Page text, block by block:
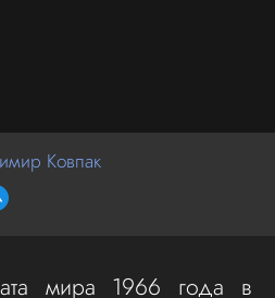
Ковпак
мира 1966 года в